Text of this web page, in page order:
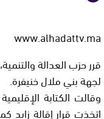
www.alhadattv.ma
قرر حزب العدالة
لجهة بني ملال خنيفرة.
وقالت الكتابة
اتخذت قرار إقالة